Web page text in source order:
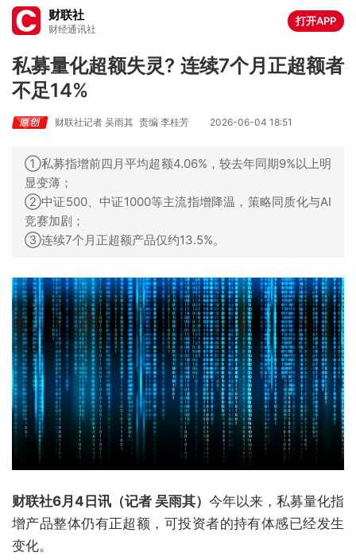
财联社
财经通讯社
打开APP
私募量化超额失灵? 连续7个月正超额者
不足14%
财联社记者 吴雨其 责编 李桂芳 2026-06-04 18:51
①私募指增前四月平均超额4.06%，较去年同期9%以上明
显变薄；
②中证500、中证1000等主流指增降温，策略同质化与AI
竞赛加剧；
③连续7个月正超额产品仅约13.5%。
财联社6月4日讯（记者 吴雨其） 今年以来，私募量化指
增产品整体仍有正超额，可投资者的持有体感已经发生
变化。